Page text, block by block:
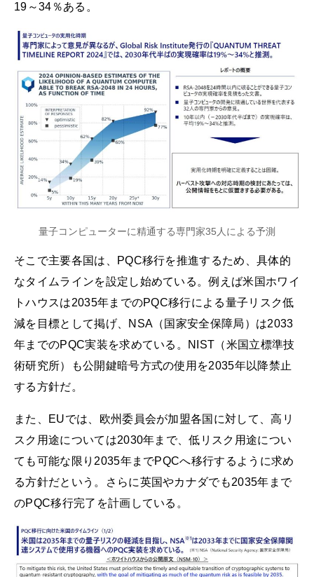
19～34％ある。
量子コンピューターに精通する専門家35人による予測
そこで主要各国は、PQC移行を推進するため、具体的
なタイムラインを設定し始めている。例えば米国ホワイ
トハウスは2035年までのPQC移行による量子リスク低
減を目標として掲げ、NSA（国家安全保障局）は2033
年までのPQC実装を求めている。NIST（米国立標準技
術研究所）も公開鍵暗号方式の使用を2035年以降禁止
する方針だ。
また、EUでは、欧州委員会が加盟各国に対して、高リ
スク用途については2030年まで、低リスク用途につい
ても可能な限り2035年までPQCへ移行するように求め
る方針だという。さらに英国やカナダでも2035年まで
のPQC移行完了を計画している。